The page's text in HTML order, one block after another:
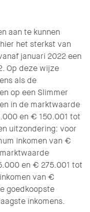
aan te kunnen
het sterkst van
januari 2022 een
Op deze wijze
als de
op een Slimmer
in de marktwaarde
en € 150.001 tot
uitzondering: voor
inkomen van €
en € 275.001 tot
van €
goedkoopste
inkomens.